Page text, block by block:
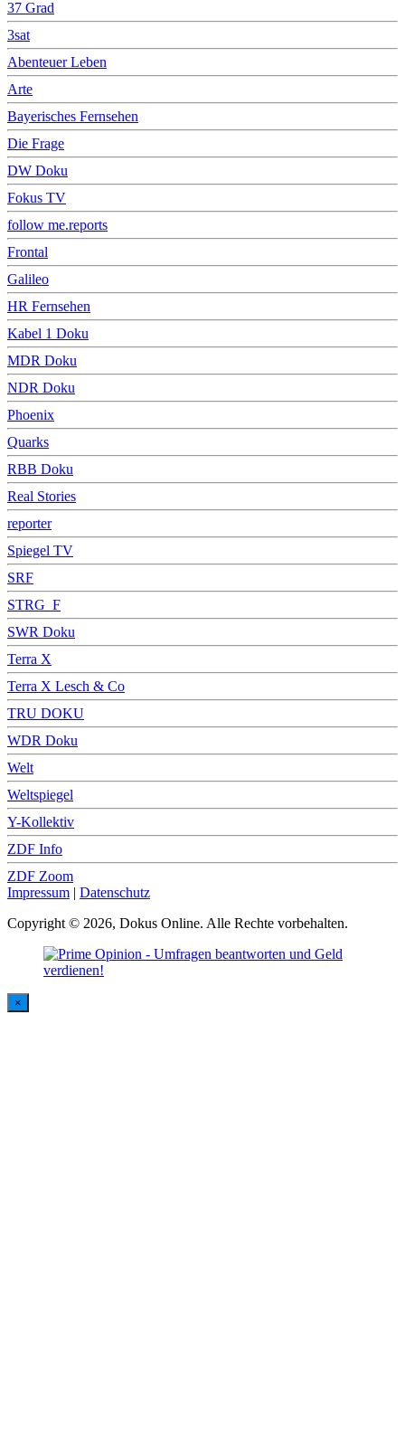
37 Grad
3sat
Abenteuer Leben
Arte
Bayerisches Fernsehen
Die Frage
DW Doku
Fokus TV
follow me.reports
Frontal
Galileo
HR Fernsehen
Kabel 1 Doku
MDR Doku
NDR Doku
Phoenix
Quarks
RBB Doku
Real Stories
reporter
Spiegel TV
SRF
STRG_F
SWR Doku
Terra X
Terra X Lesch & Co
TRU DOKU
WDR Doku
Welt
Weltspiegel
Y-Kollektiv
ZDF Info
ZDF Zoom
Impressum | Datenschutz
Copyright © 2026, Dokus Online. Alle Rechte vorbehalten.
×